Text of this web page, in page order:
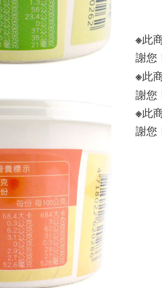
※此
謝
※此
謝
※此
謝您